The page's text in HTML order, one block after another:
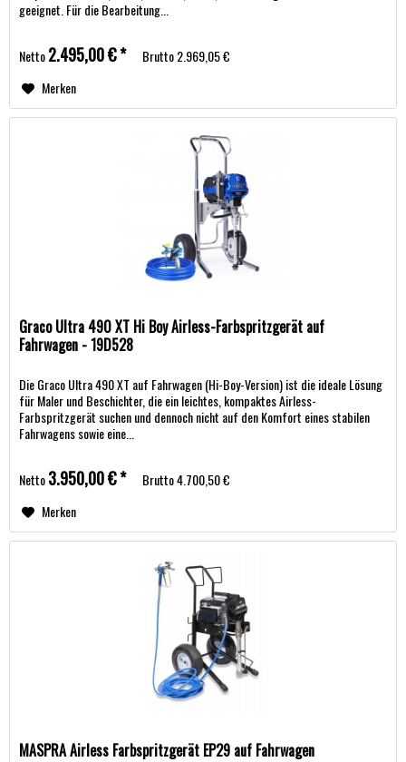
geeignet. Für die Bearbeitung...
Netto2.495,00 € * Brutto2.969,05 €
Merken
Graco Ultra 490 XT Hi Boy Airless-Farbspritzgerät auf
Fahrwagen - 19D528
Die Graco Ultra 490 XT auf Fahrwagen (Hi-Boy-Version) ist die ideale Lösung
für Maler und Beschichter, die ein leichtes, kompaktes Airless-
Farbspritzgerät suchen und dennoch nicht auf den Komfort eines stabilen
Fahrwagens sowie eine...
Netto3.950,00 € * Brutto4.700,50 €
Merken
MASPRA Airless Farbspritzgerät EP29 auf Fahrwagen